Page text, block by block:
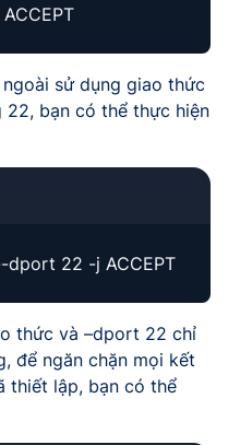
sử dụng giao thức
22, bạn có thể thực hiện
22 -j ACCEPT
thức và –dport 22 chỉ
để ngăn chặn mọi kết
thiết lập, bạn có thể